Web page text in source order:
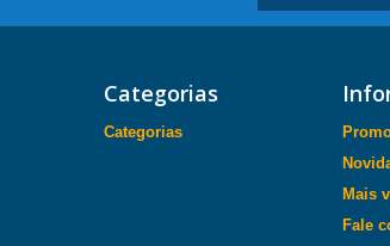
Categorias
Categorias
Mais
Fale